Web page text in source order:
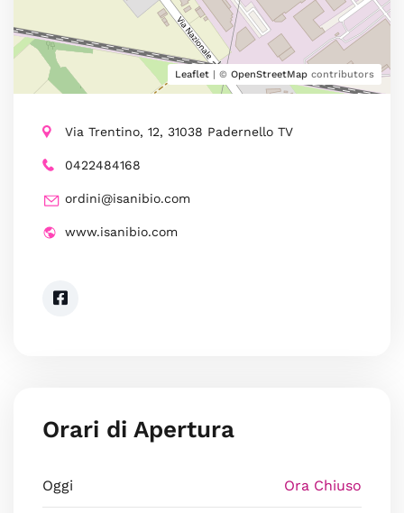
Leaflet | © OpenStreetMap contributors
Via Trentino, 12, 31038 Padernello TV
0422484168
ordini@isanibio.com
www.isanibio.com
Orari di Apertura
Oggi Ora Chiuso